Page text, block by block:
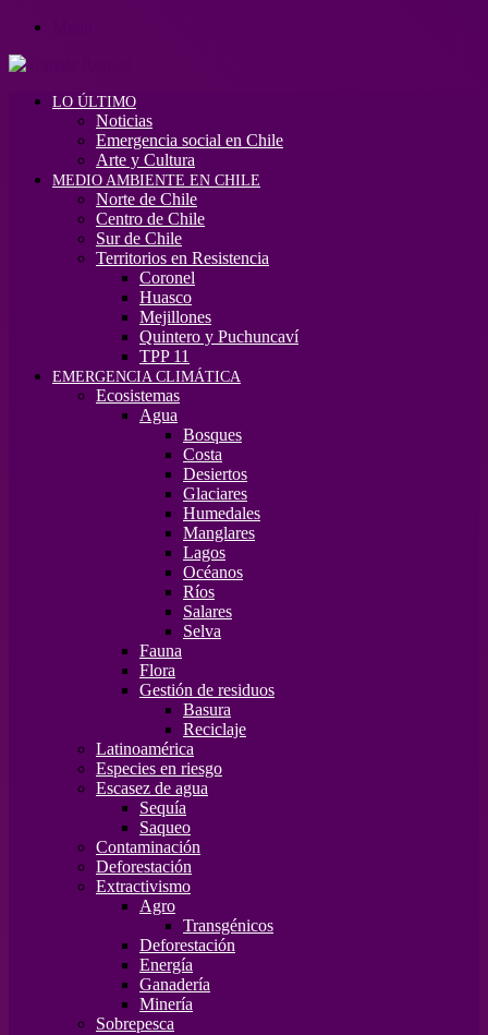
LO ÚLTIMO
Noticias
Emergencia social en Chile
Arte y Cultura
MEDIO AMBIENTE EN CHILE
Norte de Chile
Centro de Chile
Sur de Chile
Territorios en Resistencia
Coronel
Huasco
Mejillones
Quintero y Puchuncaví
TPP 11
EMERGENCIA CLIMÁTICA
Ecosistemas
Agua
Bosques
Costa
Desiertos
Glaciares
Humedales
Manglares
Lagos
Océanos
Ríos
Salares
Selva
Fauna
Flora
Gestión de residuos
Basura
Reciclaje
Latinoamérica
Especies en riesgo
Escasez de agua
Sequía
Saqueo
Contaminación
Deforestación
Extractivismo
Agro
Transgénicos
Deforestación
Energía
Ganadería
Minería
Sobrepesca